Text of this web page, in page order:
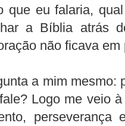
que eu falaria,
a Bíblia atrás
não ficava em
a mim mesmo:
Logo me veio
perseverança